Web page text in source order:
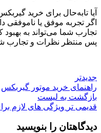
آیا تابه‌حال برای خرید
اگر تجربه موفق یا ناموفقی
تجارب شما می‌تواند به
پس منتظر نظرات و تجارب
جدیدتر
راهنمای خرید موتور گیربکس
بازگشت به لیست
قدیمی تر ویژگی های لازم
دیدگاهتان را بنویسید